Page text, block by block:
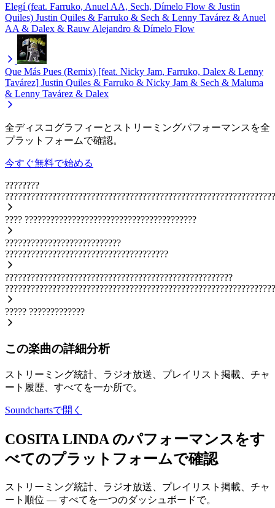
Elegí (feat. Farruko, Anuel AA, Sech, Dímelo Flow & Justin
Quiles) Justin Quiles & Farruko & Sech & Lenny Tavárez & Anuel
AA & Dalex & Rauw Alejandro & Dímelo Flow
Que Más Pues (Remix) [feat. Nicky Jam, Farruko, Dalex & Lenny
Tavárez] Justin Quiles & Farruko & Nicky Jam & Sech & Maluma
& Lenny Tavárez & Dalex
全ディスコグラフィーとストリーミングパフォーマンスを全
プラットフォームで確認。
今すぐ無料で始める
????????
???? ????????????????????????????????????????
???????????????????????????
??????????????????????????????????????
?????????????????????????????????????????????????????
????? ?????????????
この楽曲の詳細分析
ストリーミング統計、ラジオ放送、プレイリスト掲載、チャ
ート履歴、すべてを一か所で。
Soundchartsで開く
COSITA LINDA のパフォーマンスをす
べてのプラットフォームで確認
ストリーミング統計、ラジオ放送、プレイリスト掲載、チャ
ート順位 — すべてを一つのダッシュボードで。